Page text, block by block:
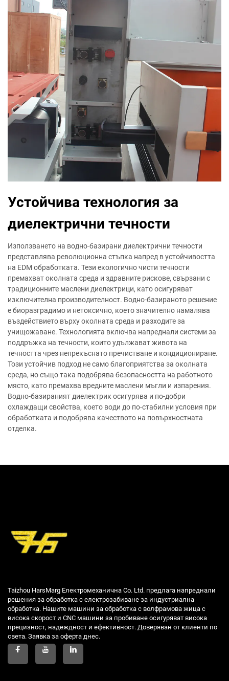
Устойчива технология за
диелектрични течности
Използването на водно-базирани диелектрични течности
представлява революционна стъпка напред в устойчивостта
на EDM обработката. Тези екологично чисти течности
премахват околната среда и здравните рискове, свързани с
традиционните маслени диелектрици, като осигуряват
изключителна производителност. Водно-базираното решение
е биоразградимо и нетоксично, което значително намалява
въздействието върху околната среда и разходите за
унищожаване. Технологията включва напреднали системи за
поддръжка на течности, които удължават живота на
течността чрез непрекъснато пречистване и кондициониране.
Този устойчив подход не само благоприятства за околната
среда, но също така подобрява безопасността на работното
място, като премахва вредните маслени мъгли и изпарения.
Водно-базираният диелектрик осигурява и по-добри
охлаждащи свойства, което води до по-стабилни условия при
обработката и подобрява качеството на повърхностната
отделка.
Taizhou HarsMarg Електромеханична Co. Ltd. предлага напреднали
решения за обработка с електрозабиване за индустриална
обработка. Нашите машини за обработка с волфрамова жица с
висока скорост и CNC машини за пробиване осигуряват висока
прецизност, надеждност и ефективност. Доверяван от клиенти по
света. Заявка за оферта днес.